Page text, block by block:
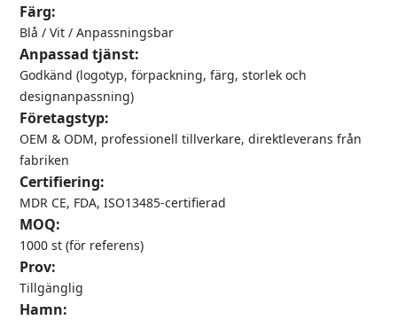
Färg:
Blå / Vit / Anpassningsbar
Anpassad tjänst:
Godkänd (logotyp, förpackning, färg, storlek och
designanpassning)
Företagstyp:
OEM & ODM, professionell tillverkare, direktleverans från
fabriken
Certifiering:
MDR CE, FDA, ISO13485-certifierad
MOQ:
1000 st (för referens)
Prov:
Tillgänglig
Hamn: